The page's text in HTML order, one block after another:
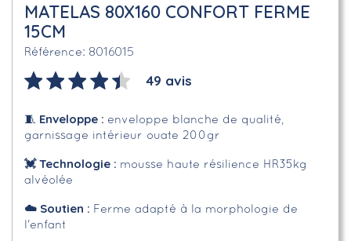
MATELAS 80X160 CONFORT FERME
15CM
Référence 8016015
49 avis
🧵 Enveloppe : enveloppe blanche de qualité,
garnissage intérieur ouate 200gr
💓 Technologie : mousse haute résilience HR35kg
alvéolée
☁️ Soutien : Ferme adapté à la morphologie de
l'enfant